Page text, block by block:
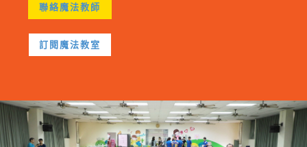
聯絡魔法教師
訂閱魔法教室